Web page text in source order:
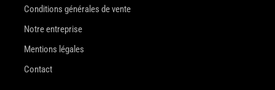
Conditions générales de vente
Notre entreprise
Mentions légales
Contact